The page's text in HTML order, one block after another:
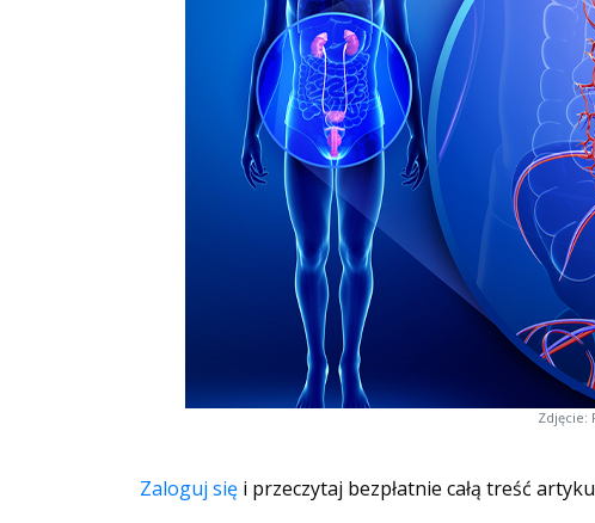
Zdjęcie:
Zaloguj się i przeczytaj bezpłatnie całą treść